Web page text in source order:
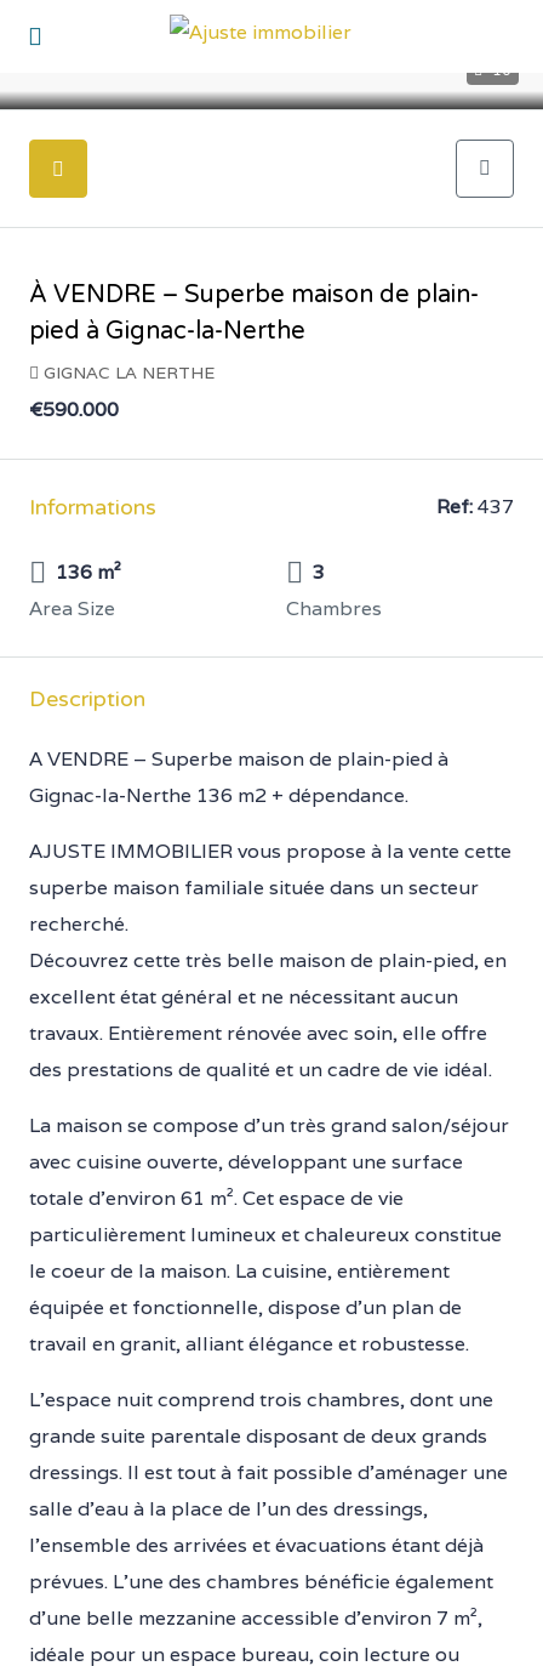
10
À VENDRE – Superbe maison de plain-
pied à Gignac-la-Nerthe
GIGNAC LA NERTHE
€590.000
Informations Ref:437
136 m²
Area Size
3
Chambres
Description
A VENDRE – Superbe maison de plain-pied à
Gignac-la-Nerthe 136 m2 + dépendance.
AJUSTE IMMOBILIER vous propose à la vente cette
superbe maison familiale située dans un secteur
recherché.
Découvrez cette très belle maison de plain-pied, en
excellent état général et ne nécessitant aucun
travaux. Entièrement rénovée avec soin, elle offre
des prestations de qualité et un cadre de vie idéal.
La maison se compose d’un très grand salon/séjour
avec cuisine ouverte, développant une surface
totale d’environ 61 m². Cet espace de vie
particulièrement lumineux et chaleureux constitue
le coeur de la maison. La cuisine, entièrement
équipée et fonctionnelle, dispose d’un plan de
travail en granit, alliant élégance et robustesse.
L’espace nuit comprend trois chambres, dont une
grande suite parentale disposant de deux grands
dressings. Il est tout à fait possible d’aménager une
salle d’eau à la place de l’un des dressings,
l’ensemble des arrivées et évacuations étant déjà
prévues. L’une des chambres bénéficie également
d’une belle mezzanine accessible d’environ 7 m²,
idéale pour un espace bureau, coin lecture ou